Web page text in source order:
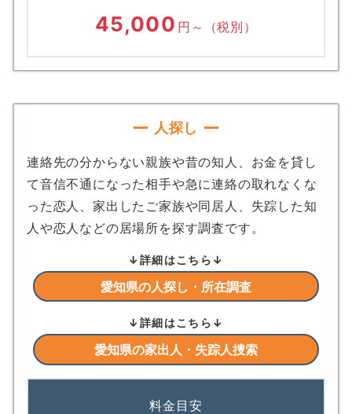
45,000 円～ （税別）
人探し
連絡先の分からない親族や昔の知人、お金を貸し
て音信不通になった相手や急に連絡の取れなくな
った恋人、家出したご家族や同居人、失踪した知
人や恋人などの居場所を探す調査です。
↓詳細はこちら↓
愛知県の人探し・所在調査
↓詳細はこちら↓
愛知県の家出人・失踪人捜索
料金目安